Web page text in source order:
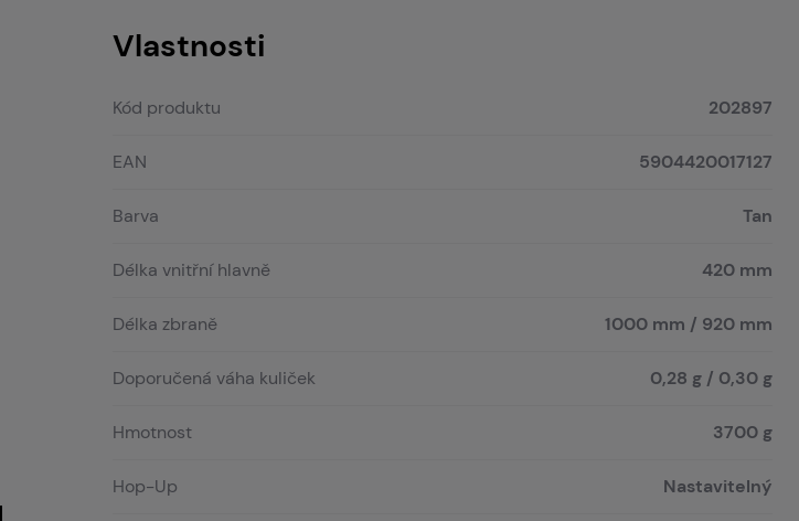
Vlastnosti
Kód produktu 202897
EAN 5904420017127
Barva Tan
Délka vnitřní hlavně 420 mm
Délka zbraně 1000 mm / 920 mm
Doporučená váha kuliček 0,28 g / 0,30 g
Hmotnost 3700 g
Hop-Up Nastavitelný